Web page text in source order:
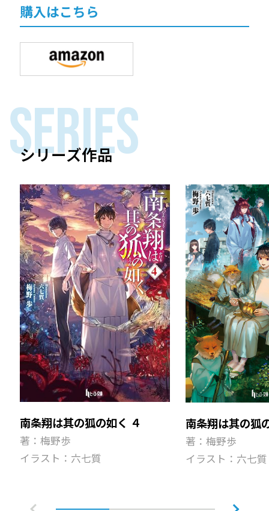
購入はこちら
SERIES
シリーズ作品
南条翔は其の狐の如く ４
著：梅野歩
イラスト：六七質
南条翔は其の狐
著：梅野歩
イラスト：六七質